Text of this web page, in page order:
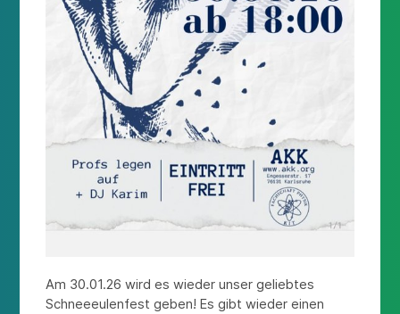
Am 30.01.26 wird es wieder unser geliebtes
Schneeeulenfest geben! Es gibt wieder einen